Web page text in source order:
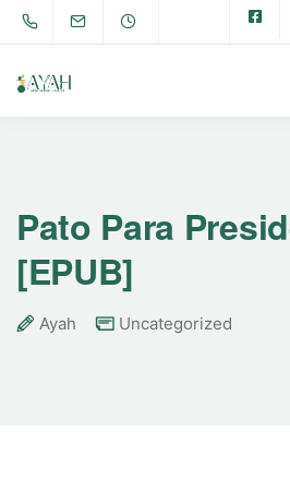
Pato Para
[EPUB]
Ayah Uncategorized